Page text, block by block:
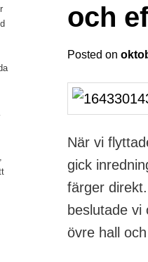
och
Posted on
När vi
gick
färger
beslutade vi
övre hall